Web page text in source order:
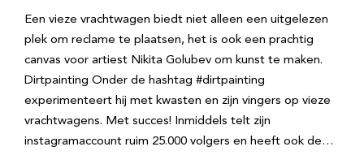
Een vieze vrachtwagen biedt niet alleen een uitgelezen
plek om reclame te plaatsen, het is ook een prachtig
canvas voor artiest Nikita Golubev om kunst te maken.
Dirtpainting Onder de hashtag #dirtpainting
experimenteert hij met kwasten en zijn vingers op vieze
vrachtwagens. Met succes! Inmiddels telt zijn
instagramaccount ruim 25.000 volgers en heeft ook de…